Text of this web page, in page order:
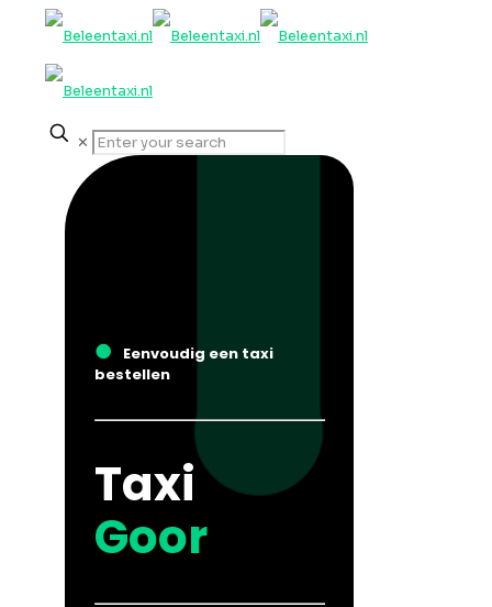
✕
●
Eenvoudig een taxi
bestellen
Taxi
Goor